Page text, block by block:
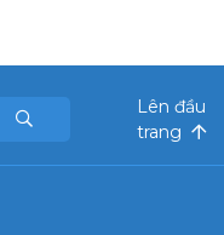
Lên đầu
trang